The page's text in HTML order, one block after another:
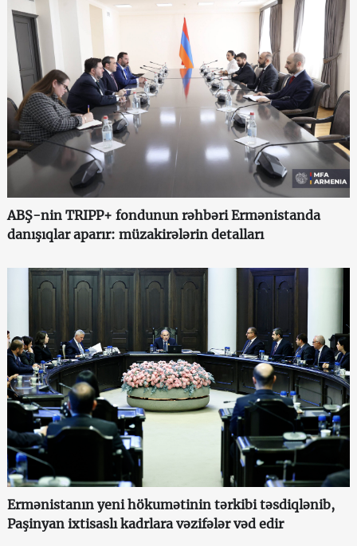
ABŞ-nin TRIPP+ fondunun rəhbəri Ermənistanda
danışıqlar aparır: müzakirələrin detalları
Ermənistanın yeni hökumətinin tərkibi təsdiqlənib,
Paşinyan ixtisaslı kadrlara vəzifələr vəd edir